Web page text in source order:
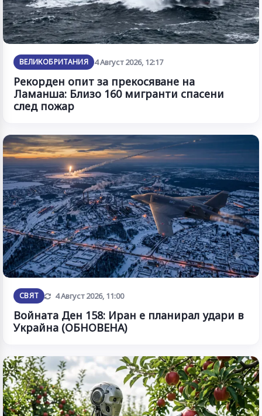
ВЕЛИКОБРИТАНИЯ 4 Август 2026, 12:17
Рекорден опит за прекосяване на
Ламанша: Близо 160 мигранти спасени
след пожар
СВЯТ Обновена
4 Август 2026, 11:00
Войната Ден 158: Иран е планирал удари в
Украйна (ОБНОВЕНА)